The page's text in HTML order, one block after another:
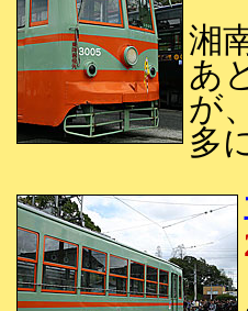
湘
あ
が
多